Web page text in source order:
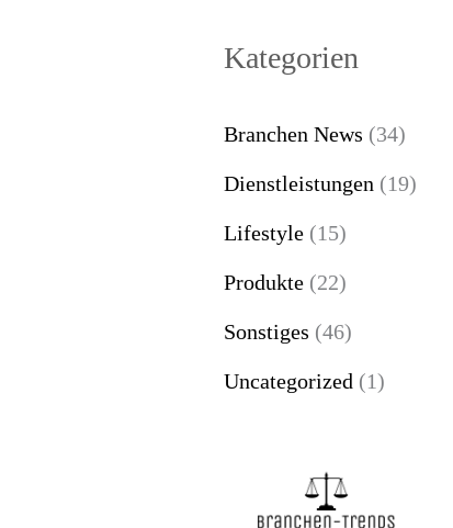
c
e
n
:
Kategorien
Branchen News (34)
Dienstleistungen (19)
Lifestyle (15)
Produkte (22)
Sonstiges (46)
Uncategorized (1)